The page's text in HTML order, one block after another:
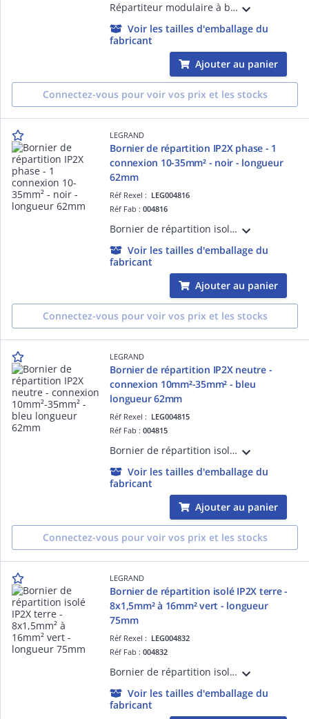
Répartiteur modulaire à barreaux étagés tétrapolaire 100A 1 arrivée 10mm² à 25mm² en conducteur rigide ou 6mm² à 16mm² en conducteur souple avec ou sans embout et 10 départs - 6 modules
Voir les tailles d'emballage du
fabricant
Ajouter au panier
Connectez-vous pour voir vos prix et les stocks
LEGRAND
Bornier de répartition IP2X phase - 1
connexion 10-35mm² - noir - longueur
62mm
Réf Rexel : LEG004816
Réf Fab :004816
Bornier de répartition isolé IP2X noir pour Phase avec 4 connexions 1,5mm² à 16mm²- longueur 62mm, à fixer sur rail, support universel ou barreau plat 12x2mm
Voir les tailles d'emballage du
fabricant
Ajouter au panier
Connectez-vous pour voir vos prix et les stocks
LEGRAND
Bornier de répartition IP2X neutre -
connexion 10mm²-35mm² - bleu
longueur 62mm
Réf Rexel : LEG004815
Réf Fab :004815
Bornier de répartition isolé IP2X bleu pour Neutre avec 4 connexions 1,5mm² à 16mm²- longueur 62mm, à fixer sur rail, support universel ou barreau plat 12x2mm
Voir les tailles d'emballage du
fabricant
Ajouter au panier
Connectez-vous pour voir vos prix et les stocks
LEGRAND
Bornier de répartition isolé IP2X terre -
8x1,5mm² à 16mm² vert - longueur
75mm
Réf Rexel : LEG004832
Réf Fab :004832
Bornier de répartition isolé IP2X vert pour Terre avec 8 connexions 1,5mm² à 16mm²- longueur 75mm, à fixer sur rail, support universel ou barreau plat 12x2mm
Voir les tailles d'emballage du
fabricant